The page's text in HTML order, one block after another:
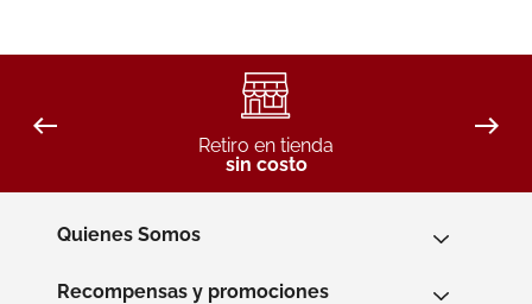
Retiro en tienda
sin costo
Quienes Somos
Recompensas y promociones